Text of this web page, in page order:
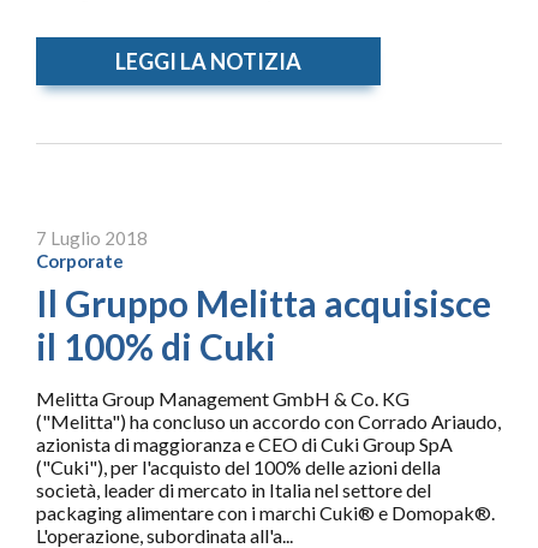
LEGGI LA NOTIZIA
7 Luglio 2018
Corporate
Il Gruppo Melitta acquisisce
il 100% di Cuki
Melitta Group Management GmbH & Co. KG
("Melitta") ha concluso un accordo con Corrado Ariaudo,
azionista di maggioranza e CEO di Cuki Group SpA
("Cuki"), per l'acquisto del 100% delle azioni della
società, leader di mercato in Italia nel settore del
packaging alimentare con i marchi Cuki® e Domopak®.
L'operazione, subordinata all'a...